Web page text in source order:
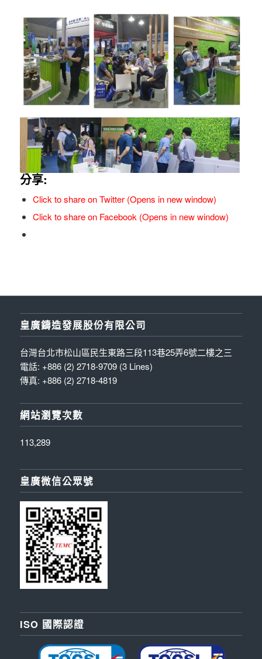
分享:
Click to share on Twitter (Opens in new window)
Click to share on Facebook (Opens in new window)
皇廣鑄造發展股份有限公司
台灣台北市松山區民生東路三段113巷25弄6號二樓之三
電話: +886 (2) 2718-9709 (3 Lines)
傳真: +886 (2) 2718-4819
網站瀏覽次數
113,289
皇廣微信公眾號
ISO 國際認證